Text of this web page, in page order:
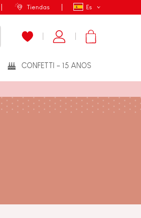
Es
Tiendas
CONFETTI - 15 ANOS